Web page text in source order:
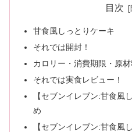
目次
甘食風しっとりケーキ
それでは開封！
カロリー・消費期限・原材
それでは実食レビュー！
【セブンイレブン:甘食風
め
【セブンイレブン:甘食風